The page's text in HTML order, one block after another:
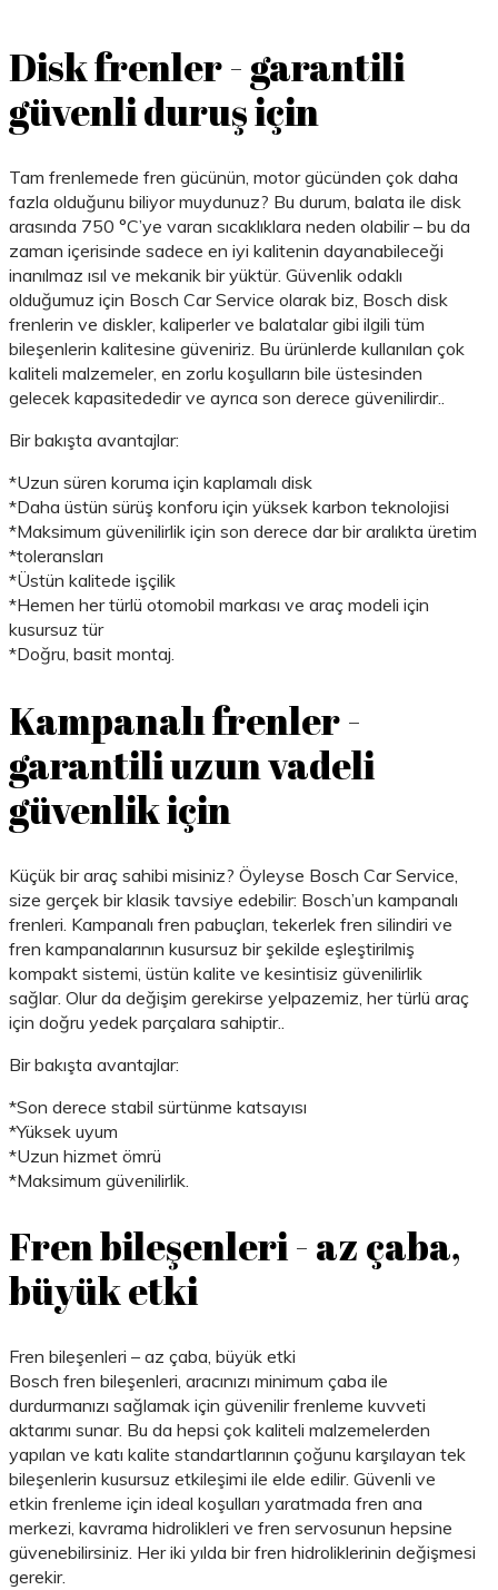
Disk frenler - garantili
güvenli duruş için
Tam frenlemede fren gücünün, motor gücünden çok daha
fazla olduğunu biliyor muydunuz? Bu durum, balata ile disk
arasında 750 °C’ye varan sıcaklıklara neden olabilir – bu da
zaman içerisinde sadece en iyi kalitenin dayanabileceği
inanılmaz ısıl ve mekanik bir yüktür. Güvenlik odaklı
olduğumuz için Bosch Car Service olarak biz, Bosch disk
frenlerin ve diskler, kaliperler ve balatalar gibi ilgili tüm
bileşenlerin kalitesine güveniriz. Bu ürünlerde kullanılan çok
kaliteli malzemeler, en zorlu koşulların bile üstesinden
gelecek kapasitededir ve ayrıca son derece güvenilirdir..
Bir bakışta avantajlar:
*Uzun süren koruma için kaplamalı disk
*Daha üstün sürüş konforu için yüksek karbon teknolojisi
*Maksimum güvenilirlik için son derece dar bir aralıkta üretim
*toleransları
*Üstün kalitede işçilik
*Hemen her türlü otomobil markası ve araç modeli için
kusursuz tür
*Doğru, basit montaj.
Kampanalı frenler -
garantili uzun vadeli
güvenlik için
Küçük bir araç sahibi misiniz? Öyleyse Bosch Car Service,
size gerçek bir klasik tavsiye edebilir: Bosch’un kampanalı
frenleri. Kampanalı fren pabuçları, tekerlek fren silindiri ve
fren kampanalarının kusursuz bir şekilde eşleştirilmiş
kompakt sistemi, üstün kalite ve kesintisiz güvenilirlik
sağlar. Olur da değişim gerekirse yelpazemiz, her türlü araç
için doğru yedek parçalara sahiptir..
Bir bakışta avantajlar:
*Son derece stabil sürtünme katsayısı
*Yüksek uyum
*Uzun hizmet ömrü
*Maksimum güvenilirlik.
Fren bileşenleri - az çaba,
büyük etki
Fren bileşenleri – az çaba, büyük etki
Bosch fren bileşenleri, aracınızı minimum çaba ile
durdurmanızı sağlamak için güvenilir frenleme kuvveti
aktarımı sunar. Bu da hepsi çok kaliteli malzemelerden
yapılan ve katı kalite standartlarının çoğunu karşılayan tek
bileşenlerin kusursuz etkileşimi ile elde edilir. Güvenli ve
etkin frenleme için ideal koşulları yaratmada fren ana
merkezi, kavrama hidrolikleri ve fren servosunun hepsine
güvenebilirsiniz. Her iki yılda bir fren hidroliklerinin değişmesi
gerekir.